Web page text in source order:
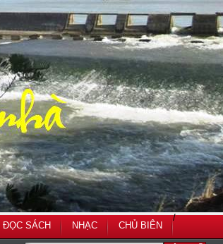
/
ĐỌC SÁCH NHẠC CHỦ BIÊN